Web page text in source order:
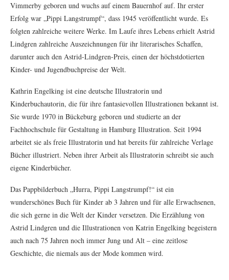
Vimmerby geboren und wuchs auf einem Bauernhof auf. Ihr erster
Erfolg war „Pippi Langstrumpf“, dass 1945 veröffentlicht wurde. Es
folgten zahlreiche weitere Werke. Im Laufe ihres Lebens erhielt Astrid
Lindgren zahlreiche Auszeichnungen für ihr literarisches Schaffen,
darunter auch den Astrid-Lindgren-Preis, einen der höchstdotierten
Kinder- und Jugendbuchpreise der Welt.
Kathrin Engelking ist eine deutsche Illustratorin und
Kinderbuchautorin, die für ihre fantasievollen Illustrationen bekannt ist.
Sie wurde 1970 in Bückeburg geboren und studierte an der
Fachhochschule für Gestaltung in Hamburg Illustration. Seit 1994
arbeitet sie als freie Illustratorin und hat bereits für zahlreiche Verlage
Bücher illustriert. Neben ihrer Arbeit als Illustratorin schreibt sie auch
eigene Kinderbücher.
Das Pappbilderbuch „Hurra, Pippi Langstrumpf!“ ist ein
wunderschönes Buch für Kinder ab 3 Jahren und für alle Erwachsenen,
die sich gerne in die Welt der Kinder versetzen. Die Erzählung von
Astrid Lindgren und die Illustrationen von Katrin Engelking begeistern
auch nach 75 Jahren noch immer Jung und Alt – eine zeitlose
Geschichte, die niemals aus der Mode kommen wird.